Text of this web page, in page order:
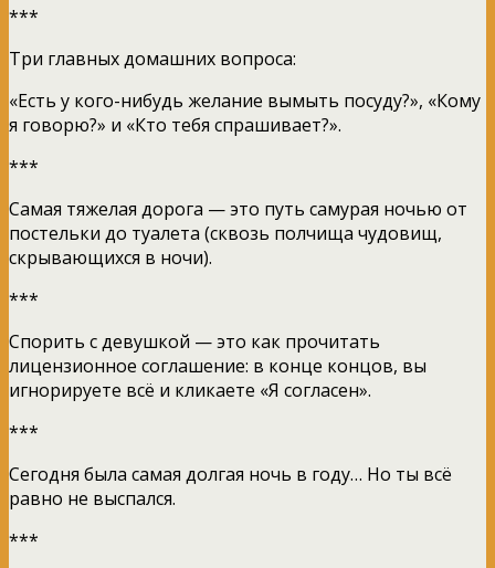
***
Три главных домашних вопроса:
«Есть у кого-нибудь желание вымыть посуду?», «Кому
я говорю?» и «Кто тебя спрашивает?».
***
Самая тяжелая дорога — это путь самурая ночью от
постельки до туалета (сквозь полчища чудовищ,
скрывающихся в ночи).
***
Спорить с девушкой — это как прочитать
лицензионное соглашение: в конце концов, вы
игнорируете всё и кликаете «Я согласен».
***
Сегодня была самая долгая ночь в году… Но ты всё
равно не выспался.
***